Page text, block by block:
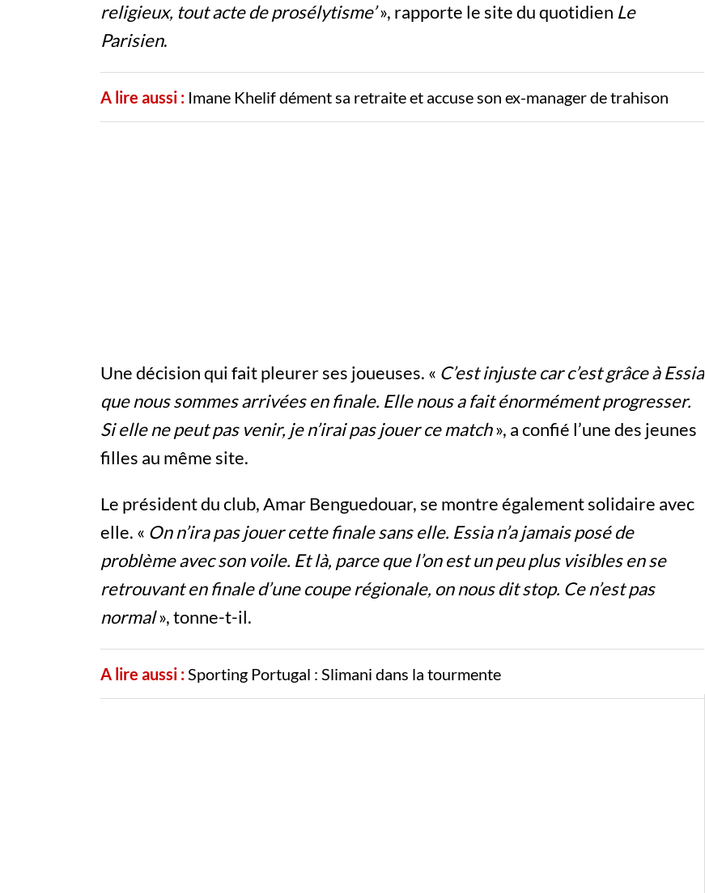
religieux, tout acte de prosélytisme’», rapporte le site du quotidien Le
Parisien.
A lire aussi : Imane Khelif dément sa retraite et accuse son ex-manager de trahison
Une décision qui fait pleurer ses joueuses. « C’est injuste car c’est grâce à Essia
que nous sommes arrivées en finale. Elle nous a fait énormément progresser.
Si elle ne peut pas venir, je n’irai pas jouer ce match», a confié l’une des jeunes
filles au même site.
Le président du club, Amar Benguedouar, se montre également solidaire avec
elle. « On n’ira pas jouer cette finale sans elle. Essia n’a jamais posé de
problème avec son voile. Et là, parce que l’on est un peu plus visibles en se
retrouvant en finale d’une coupe régionale, on nous dit stop. Ce n’est pas
normal», tonne-t-il.
A lire aussi :Sporting Portugal : Slimani dans la tourmente